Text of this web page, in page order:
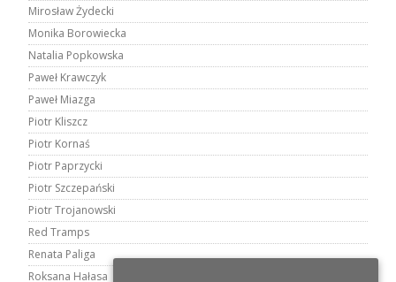
Mirosław Żydecki
Monika Borowiecka
Natalia Popkowska
Paweł Krawczyk
Paweł Miazga
Piotr Kliszcz
Piotr Kornaś
Piotr Paprzycki
Piotr Szczepański
Piotr Trojanowski
Red Tramps
Renata Paliga
Roksana Hałasa